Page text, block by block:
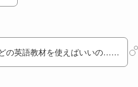
の英語教材を使えばいいの……